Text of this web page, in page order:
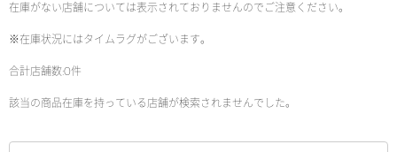
在庫がない店舗については表示されておりませんのでご注意ください。
※在庫状況にはタイムラグがございます。
合計店舗数:0件
該当の商品在庫を持っている店舗が検索されませんでした。